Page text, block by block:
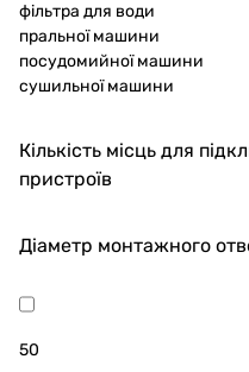
при
місцезнаходження,
Мінуси: не
Сухі. Через
установки – це
служить не вода в
фільтра для води
пральної машини
посудомийної машини
сушильної машини
Кількість місць для
пристроїв
Діаметр монтажного
50